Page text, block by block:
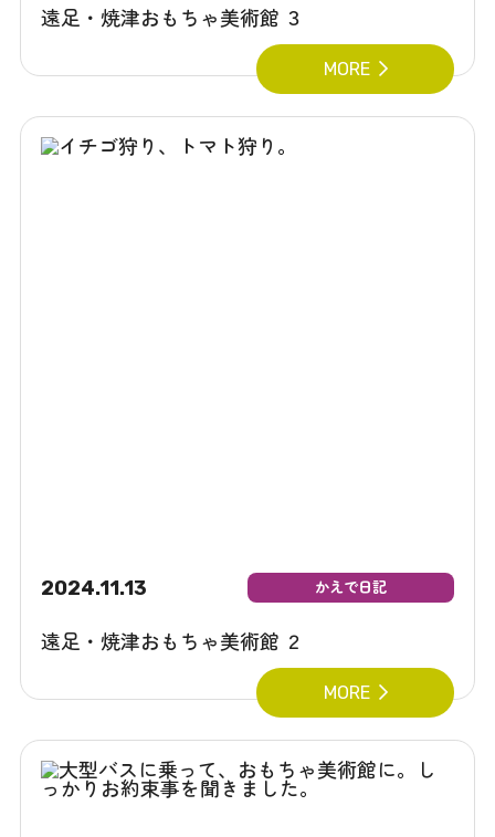
遠足・焼津おもちゃ美術館 ３
MORE
2024.11.13 かえで日記
遠足・焼津おもちゃ美術館 ２
MORE